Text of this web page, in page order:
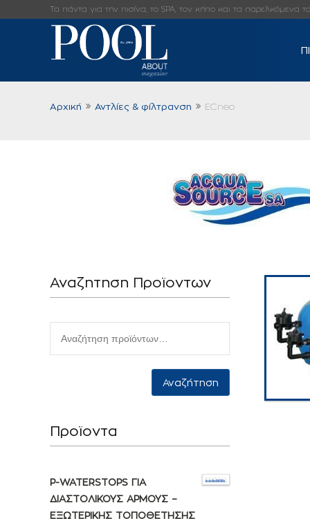
Τα πάντα για την πισίνα, το SPA, τον κήπο και τα παρελκόμενα
Αρχική Αντλίες & φίλτρανση ECneo
Αναζητηση Προϊοντων
Αναζήτηση
Προϊοντα
P-WATERSTOPS ΓΙΑ
ΔΙΑΣΤΟΛΙΚΟΥΣ ΑΡΜΟΥΣ –
ΕΞΩΤΕΡΙΚΗΣ ΤΟΠΟΘΕΤΗΣΗΣ